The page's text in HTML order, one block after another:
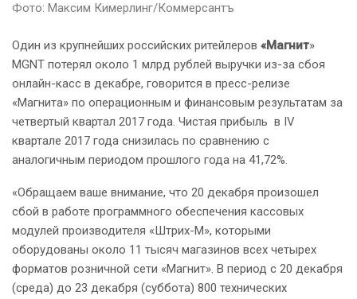
Фото: Максим Кимерлинг/Коммерсантъ
Один из крупнейших российских ритейлеров «Магнит»
MGNT потерял около 1 млрд рублей выручки из-за сбоя
онлайн-касс в декабре, говорится в пресс-релизе
«Магнита» по операционным и финансовым результатам за
четвертый квартал 2017 года. Чистая прибыль в IV
квартале 2017 года снизилась по сравнению с
аналогичным периодом прошлого года на 41,72%.
«Обращаем ваше внимание, что 20 декабря произошел
сбой в работе программного обеспечения кассовых
модулей производителя «Штрих-М», которыми
оборудованы около 11 тысяч магазинов всех четырех
форматов розничной сети «Магнит». В период с 20 декабря
(среда) до 23 декабря (суббота) 800 технических